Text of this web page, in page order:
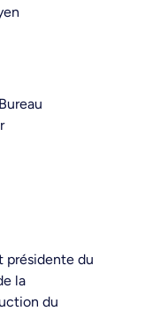
présidente du
la
du